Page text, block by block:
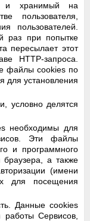
и хранимый на
пользователя,
пользователей.
раз при попытке
пересылает этот
HTTP-запроса.
файлы cookies по
для установления
условно делятся
необходимы для
Эти файлы
и программного
браузера, а также
(имени
для посещения
Данные cookies
Сервисов,